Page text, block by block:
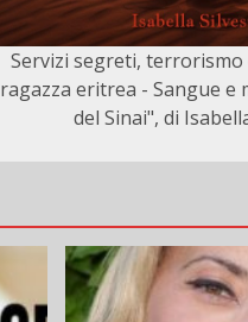
Servizi segreti, terrorismo
ragazza eritrea - Sangue e
del Sinai", di